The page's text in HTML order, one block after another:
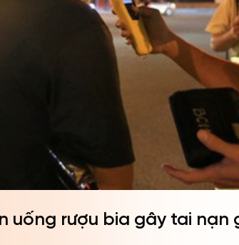
uống rượu bia gây tai nạn